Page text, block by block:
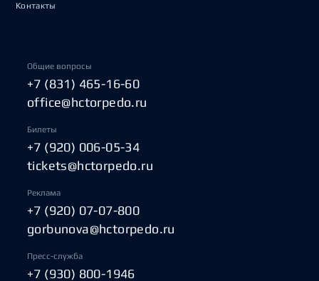
Контакты
Общие вопросы
+7 (831) 465-16-60
office@hctorpedo.ru
Билеты
+7 (920) 006-05-34
tickets@hctorpedo.ru
Реклама
+7 (920) 07-07-800
gorbunova@hctorpedo.ru
Пресс-служба
+7 (930) 800-1946